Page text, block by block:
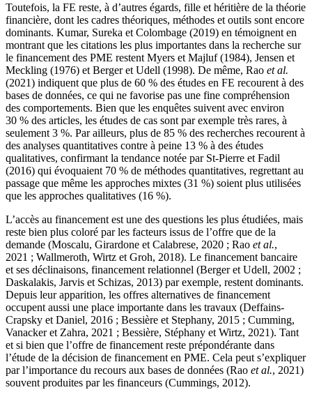
Toutefois, la FE reste, à d’autres égards, fille et héritière de la théorie
financière, dont les cadres théoriques, méthodes et outils sont encore
dominants. Kumar, Sureka et Colombage (2019) en témoignent en
montrant que les citations les plus importantes dans la recherche sur
le financement des PME restent Myers et Majluf (1984), Jensen et
Meckling (1976) et Berger et Udell (1998). De même, Rao et al.
(2021) indiquent que plus de 60 % des études en FE recourent à des
bases de données, ce qui ne favorise pas une fine compréhension
des comportements. Bien que les enquêtes suivent avec environ
30 % des articles, les études de cas sont par exemple très rares, à
seulement 3 %. Par ailleurs, plus de 85 % des recherches recourent à
des analyses quantitatives contre à peine 13 % à des études
qualitatives, confirmant la tendance notée par St-Pierre et Fadil
(2016) qui évoquaient 70 % de méthodes quantitatives, regrettant au
passage que même les approches mixtes (31 %) soient plus utilisées
que les approches qualitatives (16 %).
L’accès au financement est une des questions les plus étudiées, mais
reste bien plus coloré par les facteurs issus de l’offre que de la
demande (Moscalu, Girardone et Calabrese, 2020 ; Rao et al.,
2021 ; Wallmeroth, Wirtz et Groh, 2018). Le financement bancaire
et ses déclinaisons, financement relationnel (Berger et Udell, 2002 ;
Daskalakis, Jarvis et Schizas, 2013) par exemple, restent dominants.
Depuis leur apparition, les offres alternatives de financement
occupent aussi une place importante dans les travaux (Deffains-
Crapsky et Daniel, 2016 ; Bessière et Stephany, 2015 ; Cumming,
Vanacker et Zahra, 2021 ; Bessière, Stéphany et Wirtz, 2021). Tant
et si bien que l’offre de financement reste prépondérante dans
l’étude de la décision de financement en PME. Cela peut s’expliquer
par l’importance du recours aux bases de données (Rao et al., 2021)
souvent produites par les financeurs (Cummings, 2012).